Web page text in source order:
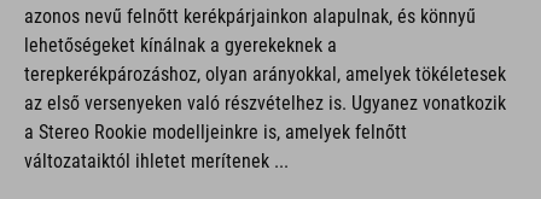
azonos nevű felnőtt kerékpárjainkon alapulnak, és könnyű
lehetőségeket kínálnak a gyerekeknek a
terepkerékpározáshoz, olyan arányokkal, amelyek tökéletesek
az első versenyeken való részvételhez is. Ugyanez vonatkozik
a Stereo Rookie modelljeinkre is, amelyek felnőtt
változataiktól ihletet merítenek ...